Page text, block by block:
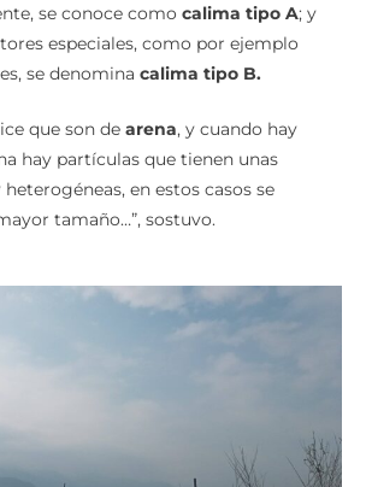
se conoce como calima tipo A; y
especiales, como por ejemplo
se denomina calima tipo B.
que son de arena, y cuando hay
hay partículas que tienen unas
en estos casos se
tamaño…”, sostuvo.